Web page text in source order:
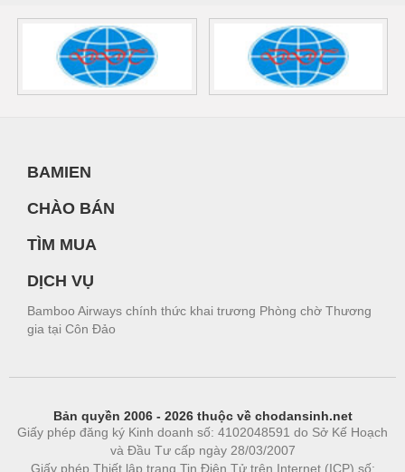
BAMIEN
CHÀO BÁN
TÌM MUA
DỊCH VỤ
Bamboo Airways chính thức khai trương Phòng chờ Thương
gia tại Côn Đảo
Bản quyền 2006 - 2026 thuộc về chodansinh.net
Giấy phép đăng ký Kinh doanh số: 4102048591 do Sở Kế Hoạch
và Đầu Tư cấp ngày 28/03/2007
Giấy phép Thiết lập trang Tin Điện Tử trên Internet (ICP) số: